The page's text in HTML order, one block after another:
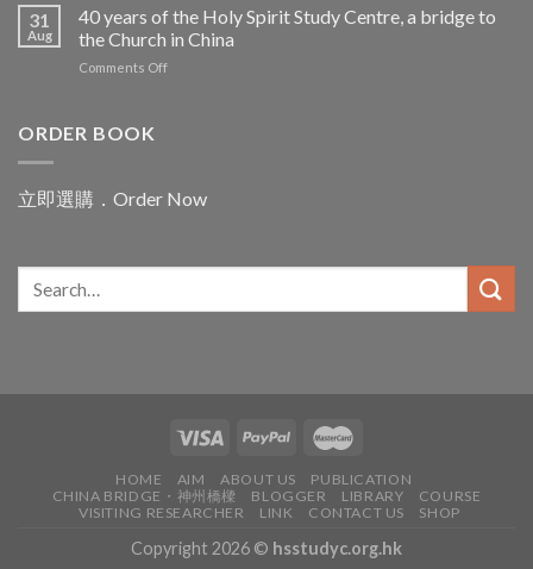
in
Asia
聖
言
unwavering
40
years
Church
the
Church
31
Aug
40 years of the Holy Spirit Study Centre, a bridge to
the Church in China
Comments Offon
Study
bridge
the
ORDER BOOK
立即選購．Order Now
HOME AIM ABOUT US
PUBLICATION
CHINA BRIDGE・神州橋樑
BLOGGER LIBRARY
COURSE
VISITING RESEARCHER
LINK CONTACT US SHOP
Copyright 2026 © hsstudyc.org.hk